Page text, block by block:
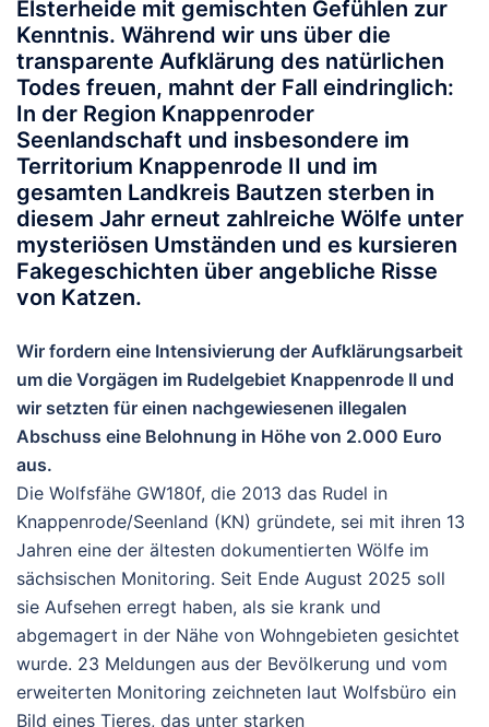
Elsterheide mit gemischten Gefühlen zur
Kenntnis. Während wir uns über die
transparente Aufklärung des natürlichen
Todes freuen, mahnt der Fall eindringlich:
In der Region Knappenroder
Seenlandschaft und insbesondere im
Territorium Knappenrode II und im
gesamten Landkreis Bautzen sterben in
diesem Jahr erneut zahlreiche Wölfe unter
mysteriösen Umständen und es kursieren
Fakegeschichten über angebliche Risse
von Katzen.
Wir fordern eine Intensivierung der Aufklärungsarbeit
um die Vorgägen im Rudelgebiet Knappenrode II und
wir setzten für einen nachgewiesenen illegalen
Abschuss eine Belohnung in Höhe von 2.000 Euro
aus.
Die Wolfsfähe GW180f, die 2013 das Rudel in
Knappenrode/Seenland (KN) gründete, sei mit ihren 13
Jahren eine der ältesten dokumentierten Wölfe im
sächsischen Monitoring. Seit Ende August 2025 soll
sie Aufsehen erregt haben, als sie krank und
abgemagert in der Nähe von Wohngebieten gesichtet
wurde. 23 Meldungen aus der Bevölkerung und vom
erweiterten Monitoring zeichneten laut Wolfsbüro ein
Bild eines Tieres, das unter starken